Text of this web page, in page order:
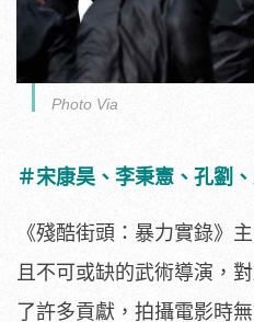
Photo Via
＃宋康昊、李秉憲、孔劉、
《殘酷街頭：暴力實錄》
且不可或缺的武術導演，
了許多貢獻， 拍攝電影時